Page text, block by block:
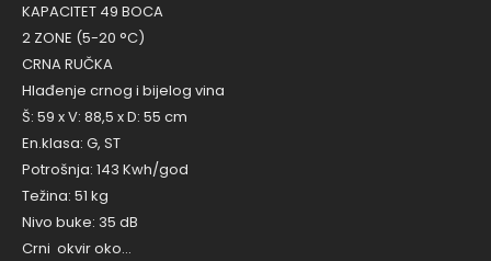
KAPACITET 49 BOCA
2 ZONE (5-20 °C)
CRNA RUČKA
Hlađenje crnog i bijelog vina
Š: 59 x V: 88,5 x D: 55 cm
En.klasa: G, ST
Potrošnja: 143 Kwh/god
Težina: 51 kg
Nivo buke: 35 dB
Crni okvir oko…